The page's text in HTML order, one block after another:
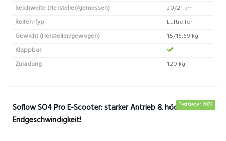
Reichweite (Hersteller/gemessen)
30/21 km
Reifen-Typ
Luftreifen
Gewicht (Hersteller/gewogen)
15/16,69 kg
Klappbar
Zuladung
120 kg
Testsieger 2022
Soflow SO4 Pro E-Scooter: starker Antrieb & höchste
Endgeschwindigkeit!